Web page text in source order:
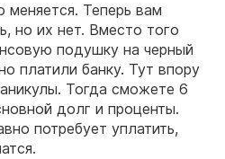
меняется. Теперь вам
но их нет. Вместо того
подушку на черный
платили банку. Тут впору
Тогда сможете 6
долг и проценты.
потребует уплатить,